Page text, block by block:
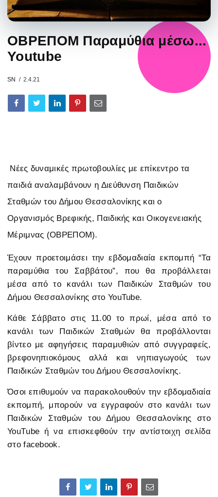
ΟΒΡΕΠΟΜ Παραμύθια μέσω...
Youtube
SN 2.4.21
Νέες δυναμικές πρωτοβουλίες με επίκεντρο τα
παιδιά αναλαμβάνουν η Διεύθυνση Παιδικών
Σταθμών του Δήμου Θεσσαλονίκης και ο
Οργανισμός Βρεφικής, Παιδικής και Οικογενειακής
Μέριμνας (ΟΒΡΕΠΟΜ).
Έχουν προετοιμάσει την εβδομαδιαία εκπομπή “Τα
παραμύθια του Σαββάτου”, που θα προβάλλεται
μέσα από το κανάλι των Παιδικών Σταθμών του
Δήμου Θεσσαλονίκης στο YouTube.
Κάθε Σάββατο στις 11.00 το πρωί, μέσα από το
κανάλι των Παιδικών Σταθμών θα προβάλλονται
βίντεο με αφηγήσεις παραμυθιών από συγγραφείς,
βρεφονηπιοκόμους αλλά και νηπιαγωγούς των
Παιδικών Σταθμών του Δήμου Θεσσαλονίκης.
Όσοι επιθυμούν να παρακολουθούν την εβδομαδιαία
εκπομπή, μπορούν να εγγραφούν στο κανάλι των
Παιδικών Σταθμών του Δήμου Θεσσαλονίκης στο
ΥοuΤube ή να επισκεφθούν την αντίστοιχη σελίδα
στο facebook.